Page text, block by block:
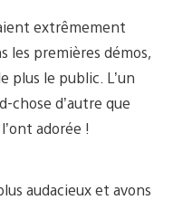
extrêmement
les premières démos,
plus le public. L’un
chose d’autre que
adorée !
audacieux et avons